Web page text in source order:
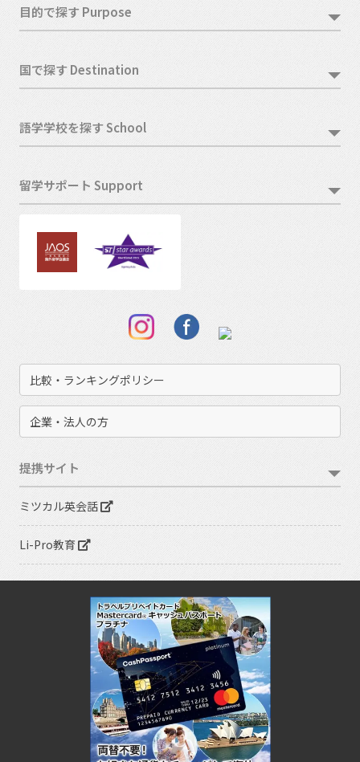
目的で探す Purpose
国で探す Destination
語学学校を探す School
留学サポート Support
比較・ランキングポリシー
企業・法人の方
提携サイト
ミツカル英会話
Li-Pro教育